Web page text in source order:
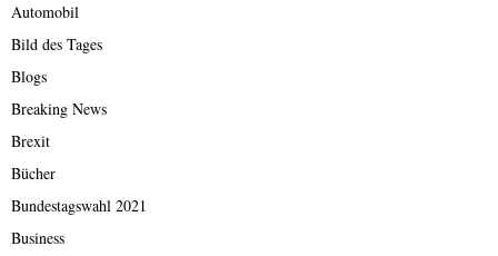
Automobil
Bild des Tages
Blogs
Breaking News
Brexit
Bücher
Bundestagswahl 2021
Business